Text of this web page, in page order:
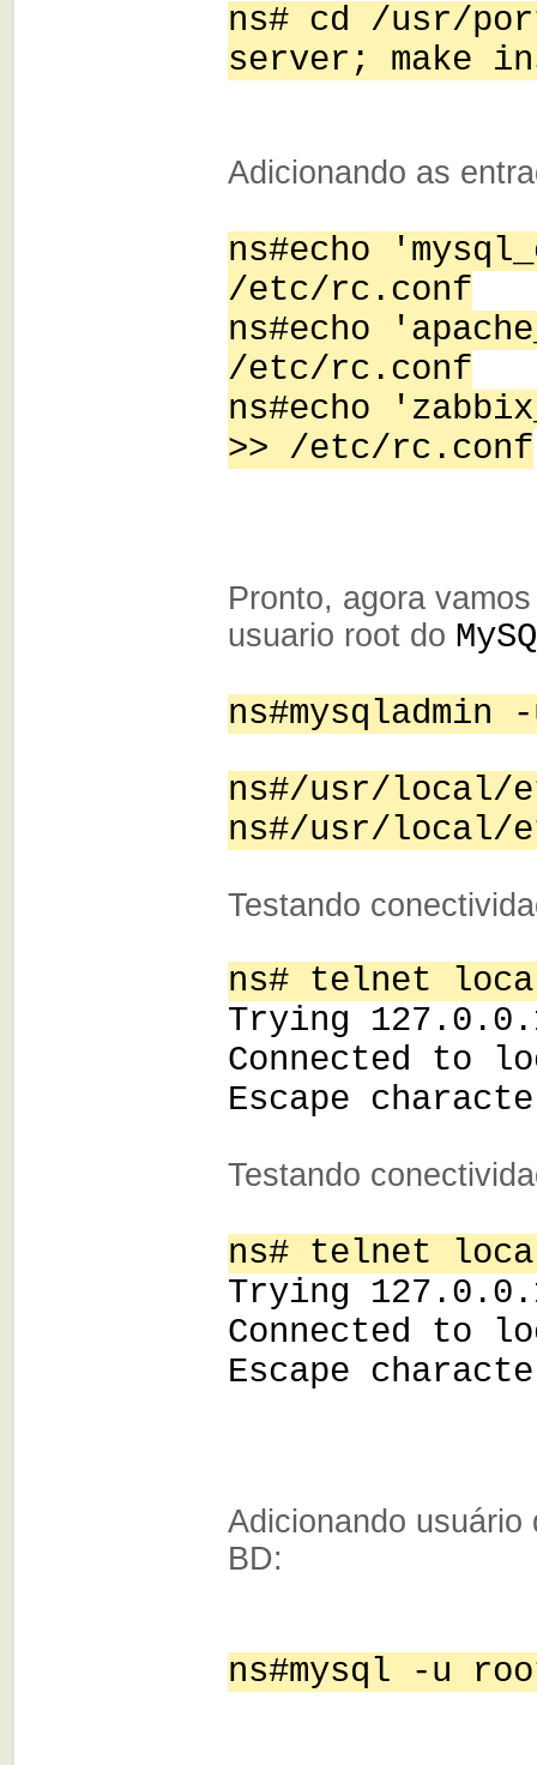
ns# cd /usr/
server; make
Adicionando as
ns#echo
/etc/rc.conf
ns#echo
/etc/rc.conf
ns#echo
>> /etc/rc.conf
Pronto, agora
usuario root do
ns#mysqladmin
ns#/usr/local/
ns#/usr/local/
Testando
ns# telnet
Trying
Connected to
Escape
Testando
ns# telnet
Trying
Connected to
Escape
Adicionando
BD:
ns#mysql -u